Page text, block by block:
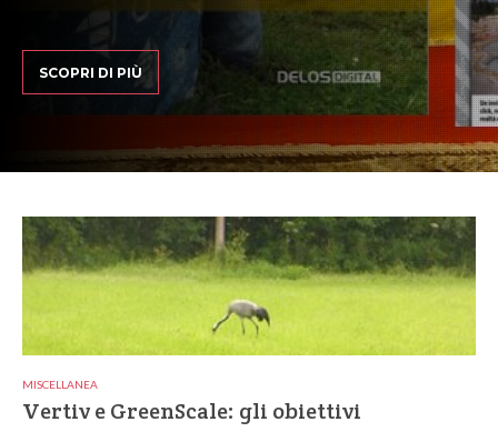
SCOPRI DI PIÙ
MISCELLANEA
Vertiv e GreenScale: gli obiettivi